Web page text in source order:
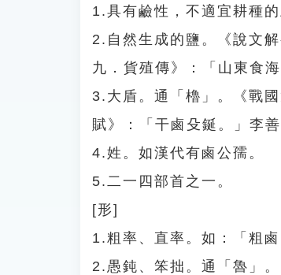
1.具有鹼性，不適宜耕種
2.自然生成的鹽。《說文
九．貨殖傳》：「山東食
3.大盾。通「櫓」。《戰
賦》：「干鹵殳鋋。」李
4.姓。如漢代有鹵公孺。
5.二一四部首之一。
[形]
1.粗率、直率。如：「粗
2.愚鈍、笨拙。通「魯」